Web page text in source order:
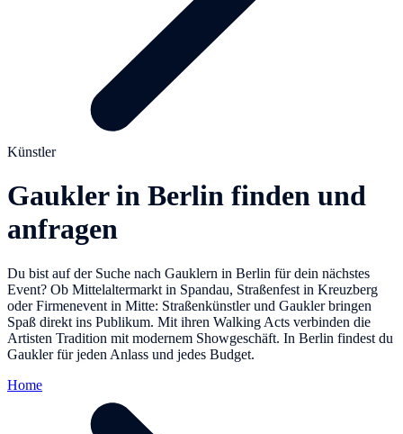
Künstler
Gaukler in Berlin finden und
anfragen
Du bist auf der Suche nach Gauklern in Berlin für dein nächstes
Event? Ob Mittelaltermarkt in Spandau, Straßenfest in Kreuzberg
oder Firmenevent in Mitte: Straßenkünstler und Gaukler bringen
Spaß direkt ins Publikum. Mit ihren Walking Acts verbinden die
Artisten Tradition mit modernem Showgeschäft. In Berlin findest du
Gaukler für jeden Anlass und jedes Budget.
Home